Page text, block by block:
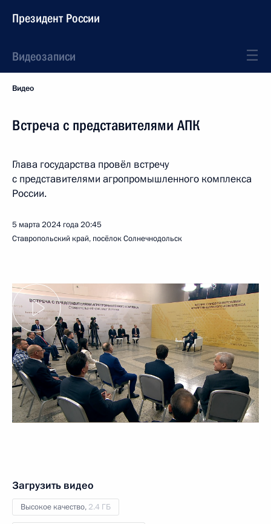
Президент России
Видеозаписи
Видео
Встреча с представителями АПК
Глава государства провёл встречу
с представителями агропромышленного комплекса
России.
5 марта 2024 года20:45
Ставропольский край, посёлок Солнечнодольск
Загрузить видео
Высокое качество, 2.4 ГБ